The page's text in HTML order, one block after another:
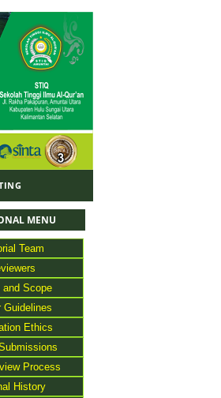
MENU
Team
and Scope
Guidelines
Ethics
Process
History